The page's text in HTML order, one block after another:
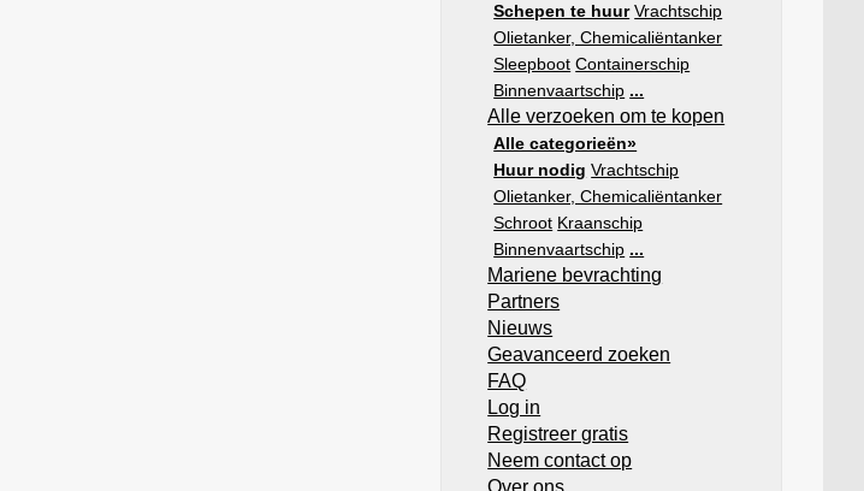
Schepen te huur Vrachtschip
Olietanker, Chemicaliëntanker
Sleepboot Containerschip
Binnenvaartschip ...
Alle verzoeken om te kopen
Alle categorieën»
Huur nodig Vrachtschip
Olietanker, Chemicaliëntanker
Schroot Kraanschip
Binnenvaartschip ...
Mariene bevrachting
Partners
Nieuws
Geavanceerd zoeken
FAQ
Log in
Registreer gratis
Neem contact op
Over ons